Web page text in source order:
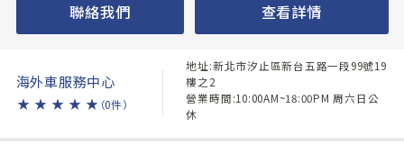
聯絡我們 查看詳情
海外車服務中心
★ ★ ★ ★ ★ （0件）
地址:新北市汐止區新台五路一段99號19
樓之2
營業時間:10:00AM~18:00PM 周六日公
休